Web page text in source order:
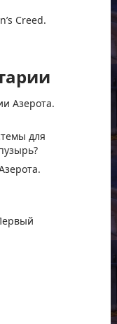
Creed.
Азерота.
для